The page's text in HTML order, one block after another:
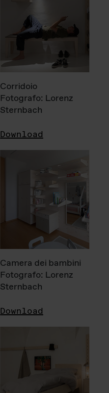
Corridoio
Fotografo: Lorenz
Sternbach
Download
Camera dei bambini
Fotografo: Lorenz
Sternbach
Download